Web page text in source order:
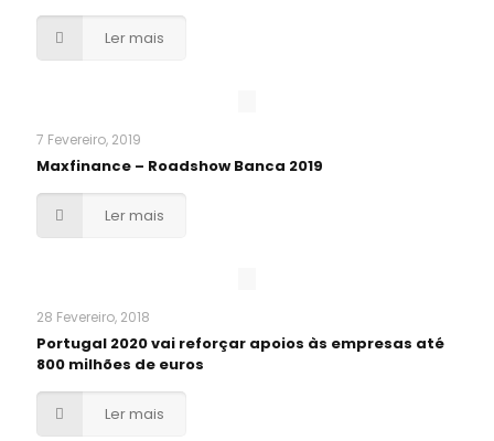
Ler mais
7 Fevereiro, 2019
Maxfinance – Roadshow Banca 2019
Ler mais
28 Fevereiro, 2018
Portugal 2020 vai reforçar apoios às empresas até
800 milhões de euros
Ler mais